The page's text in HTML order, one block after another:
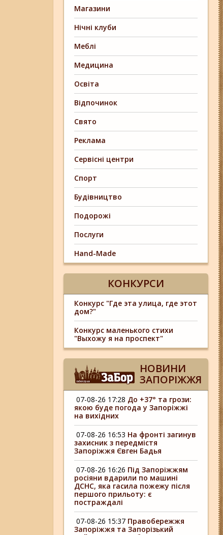
Магазини
Нічні клуби
Меблі
Медицина
Освіта
Відпочинок
Свято
Реклама
Сервісні центри
Спорт
Будівництво
Подорожі
Послуги
Hand-Made
КОНКУРСИ
Конкурс "Где эта улица, где этот
дом?"
Конкурс маленького стихи
"Выхожу я на проспект"
НОВИНИ
ЗАПОРІЖЖЯ
07-08-26 17:28 До +37° та грози:
якою буде погода у Запоріжжі
на вихідних
07-08-26 16:53 На фронті загинув
захисник з передмістя
Запоріжжя Євген Бадья
07-08-26 16:26 Під Запоріжжям
росіяни вдарили по машині
ДСНС, яка гасила пожежу після
першого прильоту: є
постраждалі
07-08-26 15:37 Правобережжя
Запоріжжя та Запорізький